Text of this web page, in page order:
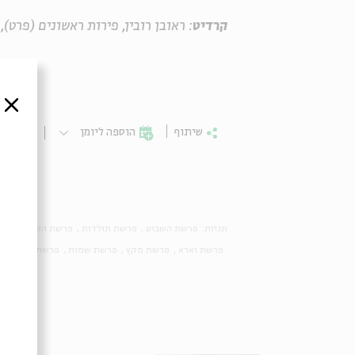
קרדיט: ראובן רובין, פירות ראשונים (פרט), 1923 , שמן על בד.
שיתוף הוספה ליומן
סגור